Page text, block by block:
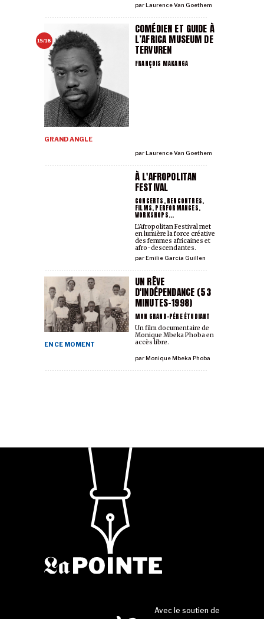
parLaurence Van Goethem
15/18
COMÉDIEN ET GUIDE À
L’AFRICA MUSEUM DE
TERVUREN
FRANÇOIS MAKANGA
GRAND ANGLE
parLaurence Van Goethem
À L'AFROPOLITAN
FESTIVAL
CONCERTS, RENCONTRES,
FILMS, PERFORMANCES,
WORKSHOPS...
parEmilie Garcia Guillen
L'Afropolitan Festival met
en lumière la force créative
des femmes africaines et
afro-descendantes.
UN RÊVE
D'INDÉPENDANCE (53
MINUTES-1998)
MON GRAND-PÈRE ÉTUDIANT
EN CE MOMENT
par Monique Mbeka Phoba
Un film documentaire de
Monique Mbeka Phoba en
accès libre.
Avec le soutien de